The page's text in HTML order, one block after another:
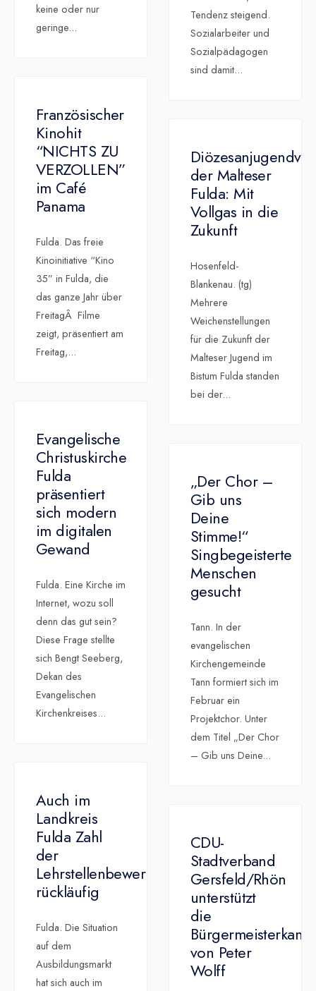
keine oder nur
geringe...
Tendenz steigend.
Sozialarbeiter und
Sozialpädagogen
sind damit...
Französischer
Kinohit
“NICHTS ZU
VERZOLLEN”
im Café
Panama
Fulda. Das freie
Kinoinitiative “Kino
35” in Fulda, die
das ganze Jahr über
FreitagÂ Filme
zeigt, präsentiert am
Freitag,...
der Malteser
Fulda: Mit
Vollgas in die
Zukunft
Hosenfeld-
Blankenau. (tg)
Mehrere
Weichenstellungen
für die Zukunft der
Malteser Jugend im
Bistum Fulda standen
bei der...
Evangelische
Christuskirche
Fulda
präsentiert
sich modern
im digitalen
Gewand
Fulda. Eine Kirche im
Internet, wozu soll
denn das gut sein?
Diese Frage stellte
sich Bengt Seeberg,
Dekan des
Evangelischen
Kirchenkreises...
„Der Chor –
Gib uns
Deine
Stimme!“
Singbegeisterte
Menschen
gesucht
Tann. In der
evangelischen
Kirchengemeinde
Tann formiert sich im
Februar ein
Projektchor. Unter
dem Titel „Der Chor
– Gib uns Deine...
Auch im
Landkreis
Fulda Zahl
der
Lehrstellenbewerber
rückläufig
Fulda. Die Situation
auf dem
Ausbildungsmarkt
hat sich auch im
CDU-
Stadtverband
Gersfeld/Rhön
unterstützt
die
von Peter
Wolff